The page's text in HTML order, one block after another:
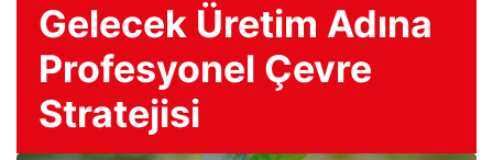
Gelecek Üretim Adına
Profesyonel Çevre
Stratejisi